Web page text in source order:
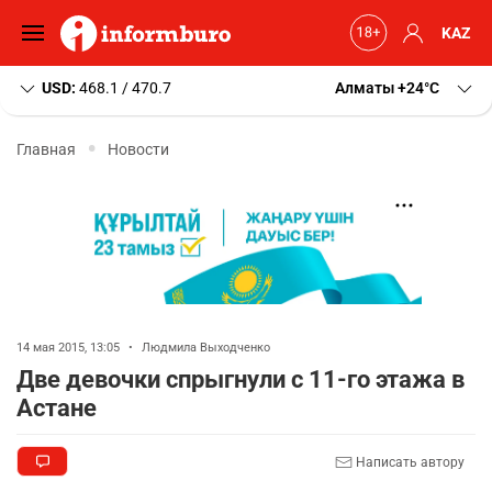
KAZ
USD: 468.1 / 470.7 Алматы+24 C
Главная Новости
14 мая 2015, 13:05 • Людмила Выходченко
Две девочки спрыгнули с 11-го этажа в
Астане
Написать автору